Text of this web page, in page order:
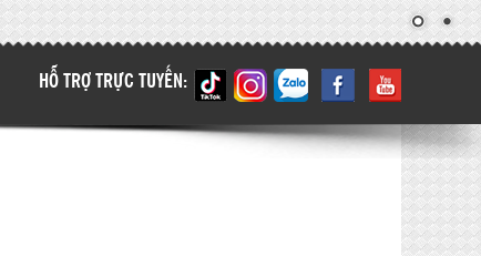
HỖ TRỢ TRỰC TUYẾN: